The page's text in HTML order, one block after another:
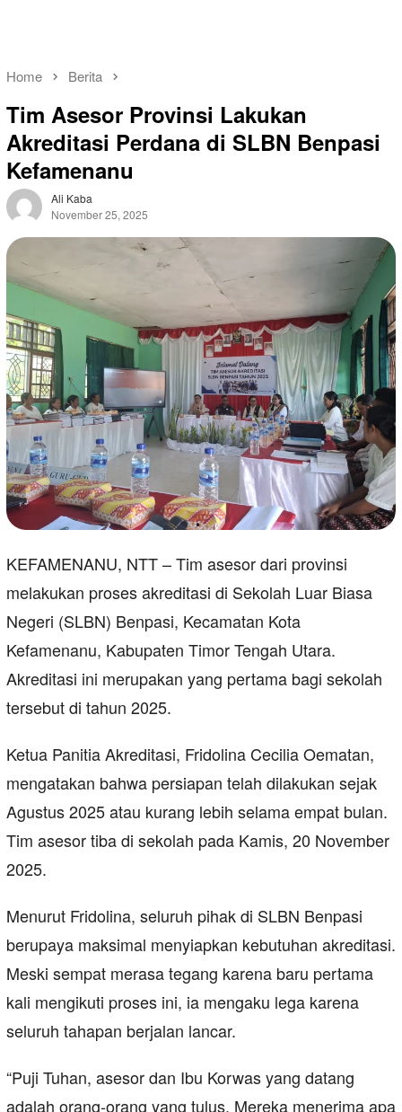
Home Berita
Tim Asesor Provinsi Lakukan
Akreditasi Perdana di SLBN Benpasi
Kefamenanu
Ali Kaba
November 25, 2025
KEFAMENANU, NTT – Tim asesor dari provinsi
melakukan proses akreditasi di Sekolah Luar Biasa
Negeri (SLBN) Benpasi, Kecamatan Kota
Kefamenanu, Kabupaten Timor Tengah Utara.
Akreditasi ini merupakan yang pertama bagi sekolah
tersebut di tahun 2025.
Ketua Panitia Akreditasi, Fridolina Cecilia Oematan,
mengatakan bahwa persiapan telah dilakukan sejak
Agustus 2025 atau kurang lebih selama empat bulan.
Tim asesor tiba di sekolah pada Kamis, 20 November
2025.
Menurut Fridolina, seluruh pihak di SLBN Benpasi
berupaya maksimal menyiapkan kebutuhan akreditasi.
Meski sempat merasa tegang karena baru pertama
kali mengikuti proses ini, ia mengaku lega karena
seluruh tahapan berjalan lancar.
“Puji Tuhan, asesor dan Ibu Korwas yang datang
adalah orang-orang yang tulus. Mereka menerima apa